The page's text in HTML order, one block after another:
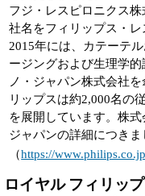
フジ・レスピロニクス
社名をフィリップス・レ
2015年には、カテーテ
ージングおよび生理学
ノ・ジャパン株式会社
リップスは約2,000名の
を展開しています。株
ジャパンの詳細につきま
（https://www.philips.co.jp
ロイヤル フィリッ